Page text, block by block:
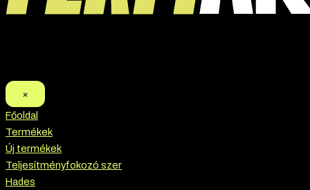
×
Főoldal
Termékek
Új termékek
Teljesítményfokozó szer
Hades